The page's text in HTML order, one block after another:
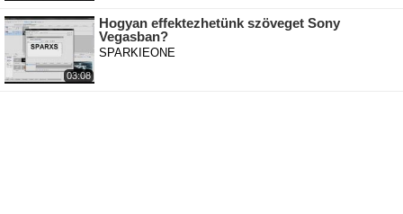
03:08
Hogyan effektezhetünk szöveget Sony
Vegasban?
SPARKIEONE